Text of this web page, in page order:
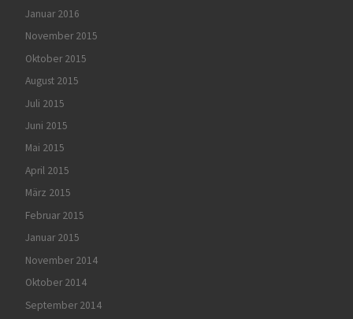
Januar 2016
November 2015
Oktober 2015
August 2015
Juli 2015
Juni 2015
Mai 2015
April 2015
März 2015
Februar 2015
Januar 2015
November 2014
Oktober 2014
September 2014